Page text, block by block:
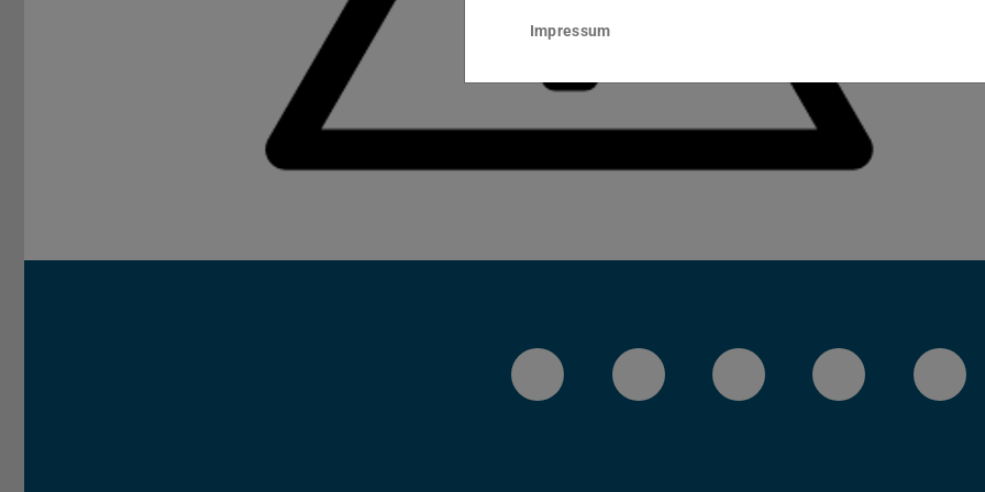
LinkedIn-Seite der TU Darmstadt
Instagram-Kanal der TU
Bluesky-Kanal der
Impressum